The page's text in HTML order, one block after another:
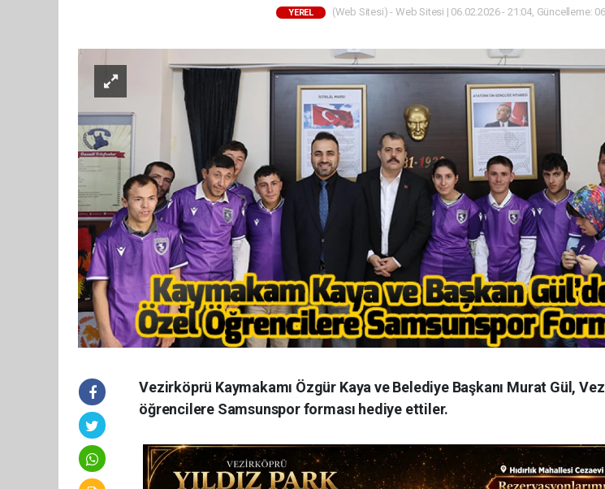
YEREL (Web Sitesi) - Web Sitesi | 06.02.2026 - 21:04, Güncelleme:
Vezirköprü Kaymakamı Özgür Kaya ve Belediye Başkanı Murat Gül,
öğrencilere Samsunspor forması hediye ettiler.